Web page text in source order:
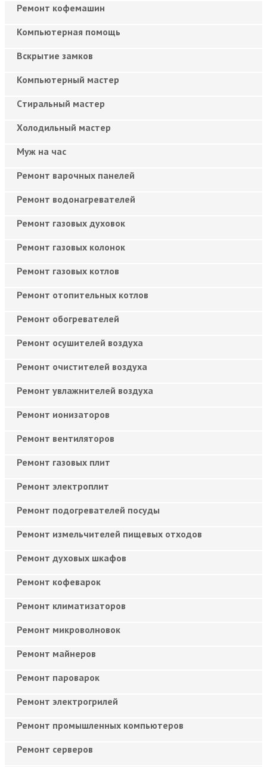
Ремонт кофемашин
Компьютерная помощь
Вскрытие замков
Компьютерный мастер
Cтиральный мастер
Холодильный мастер
Муж на час
Ремонт варочных панелей
Ремонт водонагревателей
Ремонт газовых духовок
Ремонт газовых колонок
Ремонт газовых котлов
Ремонт отопительных котлов
Ремонт обогревателей
Ремонт осушителей воздуха
Ремонт очистителей воздуха
Ремонт увлажнителей воздуха
Ремонт ионизаторов
Ремонт вентиляторов
Ремонт газовых плит
Ремонт электроплит
Ремонт подогревателей посуды
Ремонт измельчителей пищевых отходов
Ремонт духовых шкафов
Ремонт кофеварок
Ремонт климатизаторов
Ремонт микроволновок
Ремонт майнеров
Ремонт пароварок
Ремонт электрогрилей
Ремонт промышленных компьютеров
Ремонт серверов